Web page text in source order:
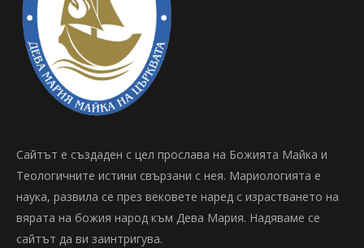
Сайтът е създаден с цел прослава на Божията Майка и
Теологичните истини свързани с нея. Мариологията е
наука, развила се през вековете наред с израстването на
вярата на божия народ към Дева Мария. Надяваме се
сайтът да ви заинтригува.